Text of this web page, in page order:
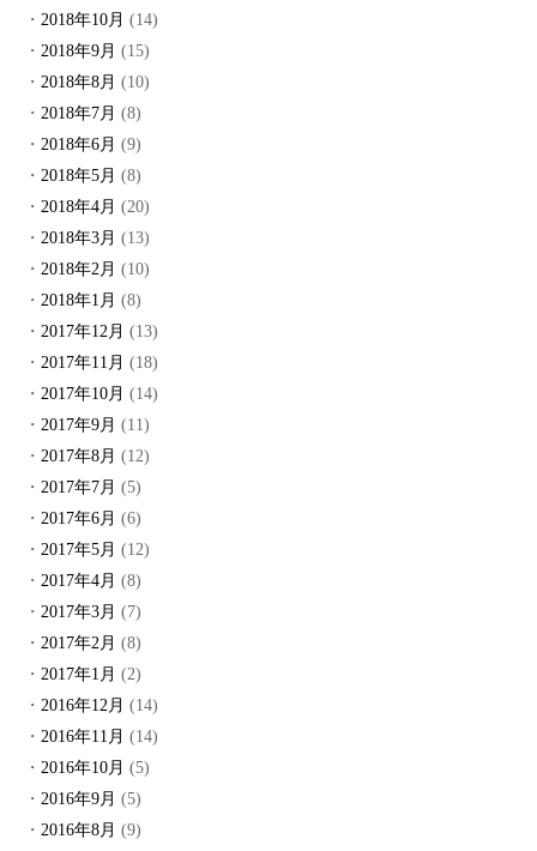
2018年10月 (14)
2018年9月 (15)
2018年8月 (10)
2018年7月 (8)
2018年6月 (9)
2018年5月 (8)
2018年4月 (20)
2018年3月 (13)
2018年2月 (10)
2018年1月 (8)
2017年12月 (13)
2017年11月 (18)
2017年10月 (14)
2017年9月 (11)
2017年8月 (12)
2017年7月 (5)
2017年6月 (6)
2017年5月 (12)
2017年4月 (8)
2017年3月 (7)
2017年2月 (8)
2017年1月 (2)
2016年12月 (14)
2016年11月 (14)
2016年10月 (5)
2016年9月 (5)
2016年8月 (9)